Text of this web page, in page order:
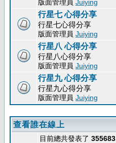
版面管理員 Juiying
行星七 心得分享
行星七心得分享
版面管理員 Juiying
行星八 心得分享
行星八心得分享
版面管理員 Juiying
行星九 心得分享
行星九心得分享
版面管理員 Juiying
查看誰在線上
目前總共發表了 355683